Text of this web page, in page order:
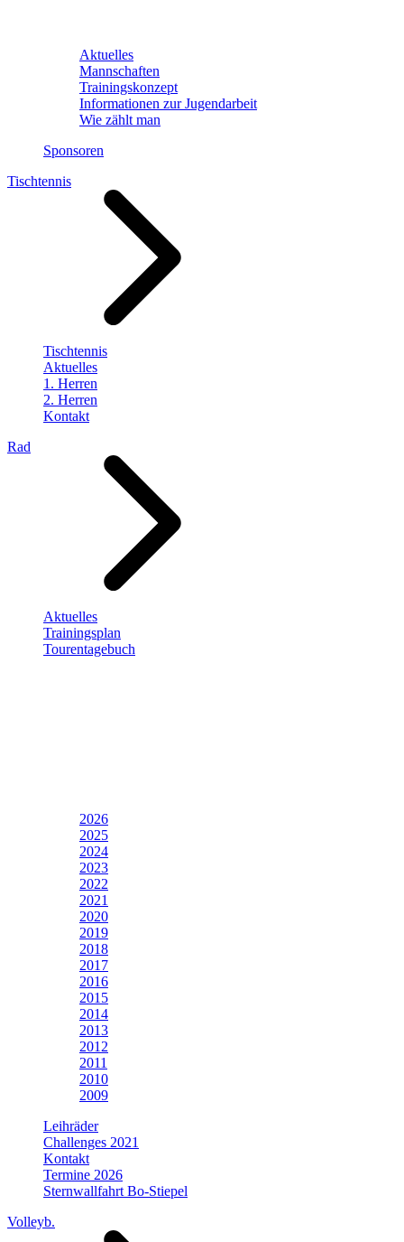
Aktuelles
Mannschaften
Trainingskonzept
Informationen zur Jugendarbeit
Wie zählt man
Sponsoren
Tischtennis
Tischtennis
Aktuelles
1. Herren
2. Herren
Kontakt
Rad
Aktuelles
Trainingsplan
Tourentagebuch
2026
2025
2024
2023
2022
2021
2020
2019
2018
2017
2016
2015
2014
2013
2012
2011
2010
2009
Leihräder
Challenges 2021
Kontakt
Termine 2026
Sternwallfahrt Bo-Stiepel
Volleyb.